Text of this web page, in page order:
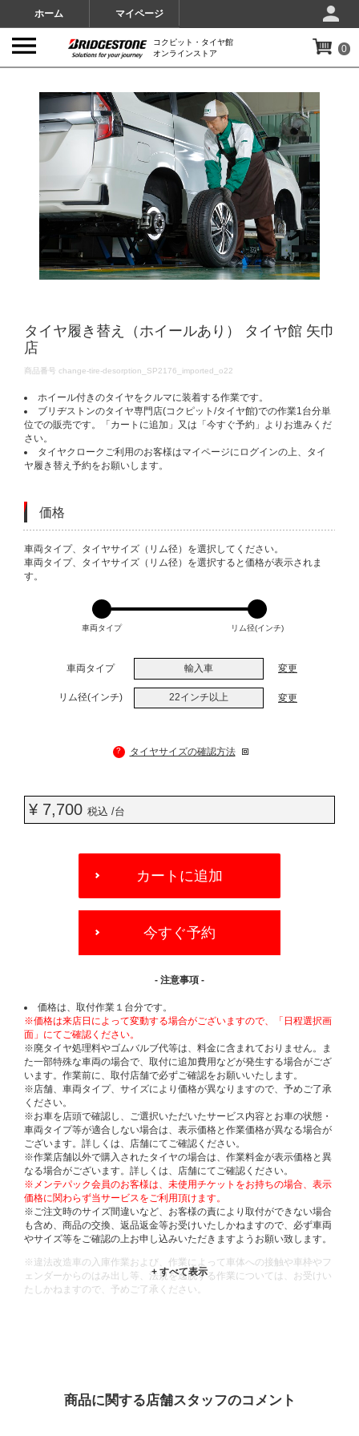
ホーム マイページ
コクピット・タイヤ館
オンラインストア
0
タイヤ履き替え（ホイールあり） タイヤ館 矢巾
店
DETAILS
商品番号 change-tire-desorption_SP2176_imported_o22
ホイール付きのタイヤをクルマに装着する作業です。
ブリヂストンのタイヤ専門店(コクピット/タイヤ館)での作業1台分単
位での販売です。「カートに追加」又は「今すぐ予約」よりお進みくだ
さい。
タイヤクロークご利用のお客様はマイページにログインの上、タイ
ヤ履き替え予約をお願いします。
価格
VARIATIONS
車両タイプ、タイヤサイズ（リム径）を選択してください。
車両タイプ、タイヤサイズ（リム径）を選択すると価格が表示されま
す。
車両タイプ リム径(インチ)
車両タイプ 輸入車 変更
リム径(インチ) 22インチ以上 変更
? タイヤサイズの確認方法
¥ 7,700 税込 /台
OPTIONS
カートに追加
今すぐ予約
- 注意事項 -
価格は、取付作業１台分です。
※価格は来店日によって変動する場合がございますので、「日程選択画
面」にてご確認ください。
※廃タイヤ処理料やゴムバルブ代等は、料金に含まれておりません。ま
た一部特殊な車両の場合で、取付に追加費用などが発生する場合がござ
います。作業前に、取付店舗で必ずご確認をお願いいたします。
※店舗、車両タイプ、サイズにより価格が異なりますので、予めご了承
ください。
※お車を店頭で確認し、ご選択いただいたサービス内容とお車の状態・
車両タイプ等が適合しない場合は、表示価格と作業価格が異なる場合が
ございます。詳しくは、店舗にてご確認ください。
※作業店舗以外で購入されたタイヤの場合は、作業料金が表示価格と異
なる場合がございます。詳しくは、店舗にてご確認ください。
※メンテパック会員のお客様は、未使用チケットをお持ちの場合、表示
価格に関わらず当サービスをご利用頂けます。
※ご注文時のサイズ間違いなど、お客様の責により取付ができない場合
も含め、商品の交換、返品返金等お受けいたしかねますので、必ず車両
やサイズ等をご確認の上お申し込みいただきますようお願い致します。
※違法改造車の入庫作業および、作業によって車体への接触や車枠やフ
ェンダーからのはみ出し等、法規を逸脱する作業については、お受けい
たしかねますので、予めご了承ください。
商品に関する店舗スタッフのコメント